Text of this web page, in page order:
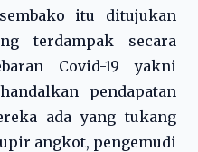
itu ditujukan
terdampak secara
Covid-19 yakni
pendapatan
ada yang tukang
angkot, pengemudi